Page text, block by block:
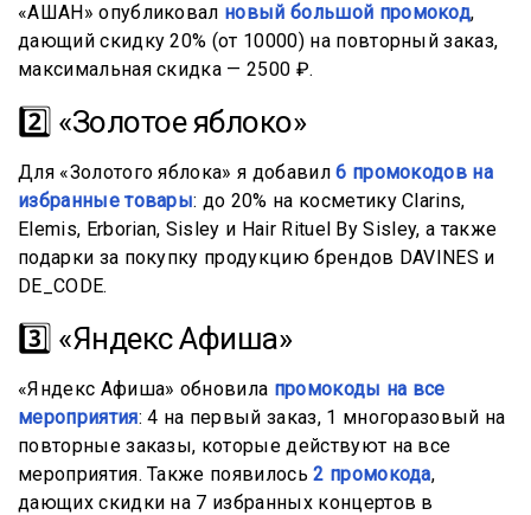
«АШАН» опубликовал новый большой промокод,
дающий скидку 20% (от 10000) на повторный заказ,
максимальная скидка — 2500 ₽.
2️⃣ «Золотое яблоко»
Для «Золотого яблока» я добавил6 промокодов на
избранные товары: до 20% на косметику Clarins,
Elemis, Erborian, Sisley и Hair Rituel By Sisley, а также
подарки за покупку продукцию брендов DAVINES и
DE_CODE.
3️⃣ «Яндекс Афиша»
«Яндекс Афиша» обновила промокоды на все
мероприятия: 4 на первый заказ, 1 многоразовый на
повторные заказы, которые действуют на все
мероприятия. Также появилось2 промокода,
дающих скидки на 7 избранных концертов в